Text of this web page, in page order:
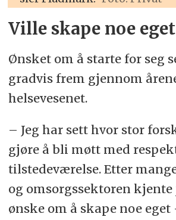
Ville skape noe eget
Ønsket om å starte for seg
gradvis frem gjennom
helsevesenet.
– Jeg har sett hvor stor
gjøre å bli møtt med
tilstedeværelse. Etter
og omsorgssektoren
ønske om å skape noe